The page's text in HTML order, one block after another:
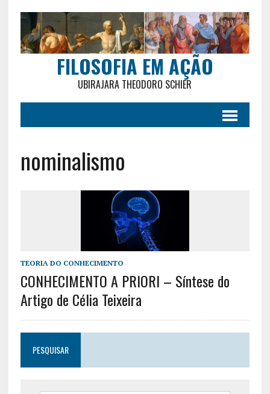
FILOSOFIA EM AÇÃO
UBIRAJARA THEODORO SCHIER
nominalismo
TEORIA DO CONHECIMENTO
CONHECIMENTO A PRIORI – Síntese do
Artigo de Célia Teixeira
PESQUISAR